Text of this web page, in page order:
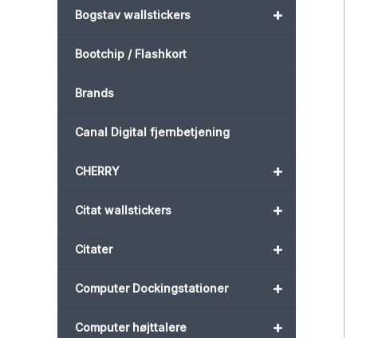
+
Bogstav wallstickers
Bootchip / Flashkort
Brands
Canal Digital fjernbetjening
+
CHERRY
+
Citat wallstickers
+
Citater
+
Computer Dockingstationer
+
Computer højttalere